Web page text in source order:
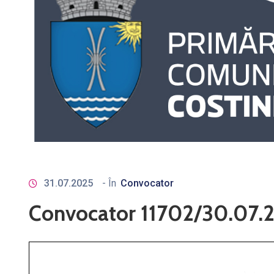
31.07.2025 - În Convocator
Convocator 11702/